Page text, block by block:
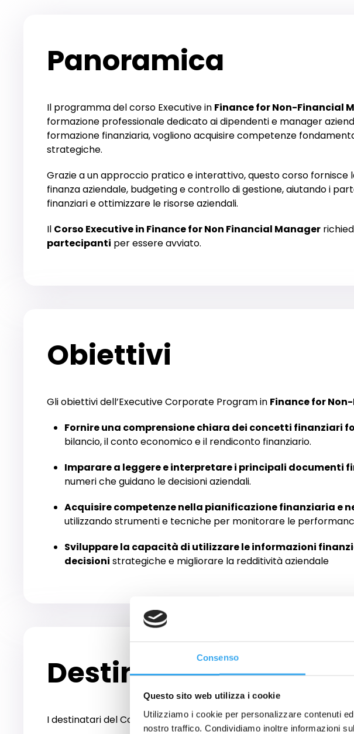
Consenso
Questo sito web utilizza i cookie
Utilizziamo i cookie per personalizzare contenuti
nostro traffico. Condividiamo inoltre informazioni
Panoramica
Il programma del corso Executive in Finance for Non-Financial
formazione professionale dedicato ai dipendenti e manager
formazione finanziaria, vogliono acquisire competenze
strategiche.
Grazie a un approccio pratico e interattivo, questo corso fornisce
finanza aziendale, budgeting e controllo di gestione, aiutando i
finanziari e ottimizzare le risorse aziendali.
Il Corso Executive in Finance for Non Financial Manager
partecipanti per essere avviato.
Obiettivi
Gli obiettivi dell’Executive Corporate Program in Finance for
Fornire una comprensione chiara dei concetti finanziari
bilancio, il conto economico e il rendiconto finanziario.
Imparare a leggere e interpretare i principali documenti
numeri che guidano le decisioni aziendali.
Acquisire competenze nella pianificazione finanziaria e
utilizzando strumenti e tecniche per monitorare le
Sviluppare la capacità di utilizzare le informazioni
decisioni strategiche e migliorare la redditività aziendale
Destinatari
I destinatari del Corso Executive inFinance for Non-Financial